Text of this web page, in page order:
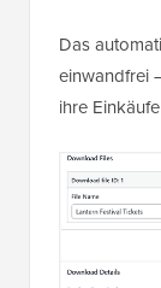
Das
einwandfrei
ihre